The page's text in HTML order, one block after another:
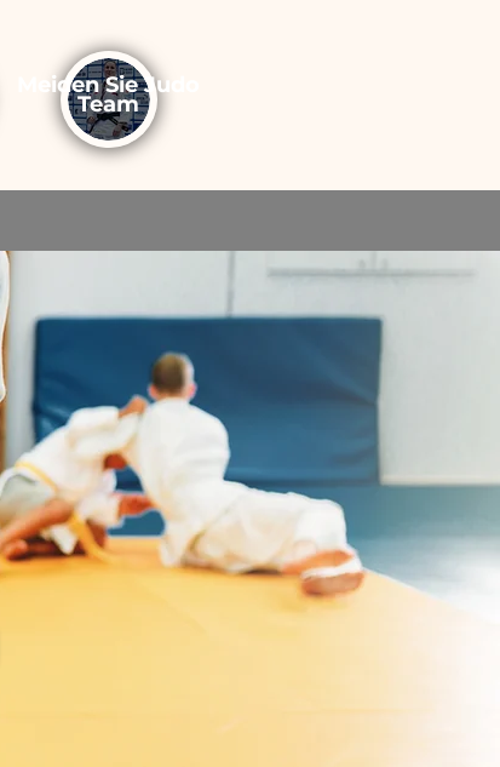
Meiden Sie Judo
Team